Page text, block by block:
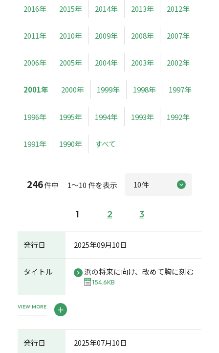
2016年 2015年 2014年 2013年 2012年
2011年 2010年 2009年 2008年 2007年
2006年 2005年 2004年 2003年 2002年
2001年 2000年 1999年 1998年 1997年
1996年 1995年 1994年 1993年 1992年
1991年 1990年 すべて
246件中 1～10 件を表示
1 2 3
発行日 2025年09月10日
タイトル 浜の将来に向け、改めて胸に刻む
154.6KB
VIEW MORE
発行日 2025年07月10日